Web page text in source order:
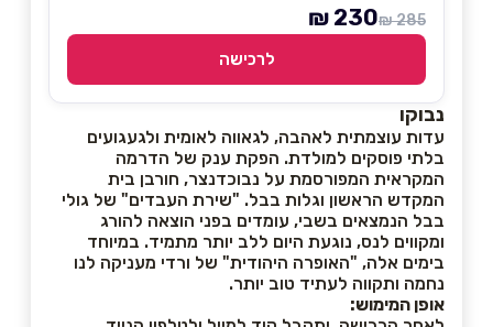
285 ₪
230 ₪
לרכישה
נבוקו
עדות עוצמתית לאהבה, לגאווה לאומית ולגעגועים
בלתי פוסקים למולדת. הפקת ענק של הדרמה
המקראית המפורסמת על נבוכדנצר, חורבן בית
המקדש הראשון וגלות בבל. "שירת העבדים" של גולי
בבל הנמצאים בשבי, עומדים בפני הוצאה להורג
ומקווים לנס, נוגעת היום ללב יותר מתמיד. במיוחד
בימים אלה, "האופרה היהודית" של ורדי מעניקה לנו
נחמה ותקווה לעתיד טוב יותר.
אופן המימוש: